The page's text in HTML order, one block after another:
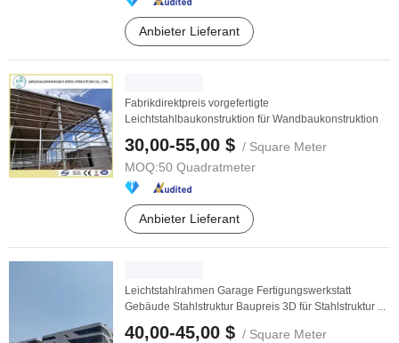
Anbieter Lieferant
Fabrikdirektpreis vorgefertigte
Leichtstahlbaukonstruktion für Wandbaukonstruktion
30,00-55,00 $ / Square Meter
MOQ:50 Quadratmeter
Anbieter Lieferant
Leichtstahlrahmen Garage Fertigungswerkstatt
Gebäude Stahlstruktur Baupreis 3D für Stahlstruktur ...
40,00-45,00 $ / Square Meter